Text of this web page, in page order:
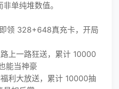
单纯堆数值。
328+648真充卡，开局
一路狂送，累计 10000
能当神豪
大放送，累计 10000抽